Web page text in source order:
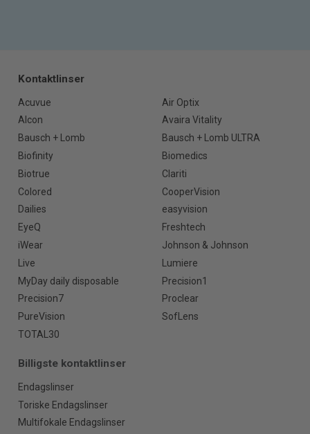
Kontaktlinser
Acuvue
Air Optix
Alcon
Avaira Vitality
Bausch + Lomb
Bausch + Lomb ULTRA
Biofinity
Biomedics
Biotrue
Clariti
Colored
CooperVision
Dailies
easyvision
EyeQ
Freshtech
iWear
Johnson & Johnson
Live
Lumiere
MyDay daily disposable
Precision1
Precision7
Proclear
PureVision
SofLens
TOTAL30
Billigste kontaktlinser
Endagslinser
Toriske Endagslinser
Multifokale Endagslinser